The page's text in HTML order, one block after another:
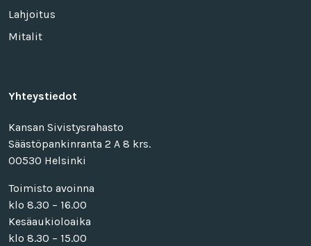
Lahjoitus
Mitalit
Yhteystiedot
Kansan Sivistysrahasto
Säästöpankinranta 2 A 8 krs.
00530 Helsinki
Toimisto avoinna
klo 8.30 – 16.00
Kesäaukioloaika
klo 8.30 – 15.00